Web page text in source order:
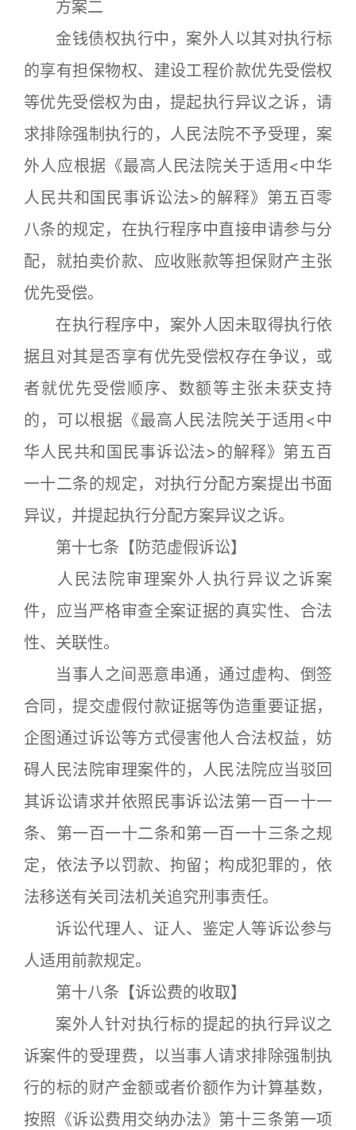
方案二
金钱债权执行中，案外人以其对执行标
的享有担保物权、建设工程价款优先受偿权
等优先受偿权为由，提起执行异议之诉，请
求排除强制执行的，人民法院不予受理，案
外人应根据《最高人民法院关于适用<中华
人民共和国民事诉讼法>的解释》第五百零
八条的规定，在执行程序中直接申请参与分
配，就拍卖价款、应收账款等担保财产主张
优先受偿。
在执行程序中，案外人因未取得执行依
据且对其是否享有优先受偿权存在争议，或
者就优先受偿顺序、数额等主张未获支持
的，可以根据《最高人民法院关于适用<中
华人民共和国民事诉讼法>的解释》第五百
一十二条的规定，对执行分配方案提出书面
异议，并提起执行分配方案异议之诉。
第十七条【防范虚假诉讼】
人民法院审理案外人执行异议之诉案
件，应当严格审查全案证据的真实性、合法
性、关联性。
当事人之间恶意串通，通过虚构、倒签
合同，提交虚假付款证据等伪造重要证据，
企图通过诉讼等方式侵害他人合法权益，妨
碍人民法院审理案件的，人民法院应当驳回
其诉讼请求并依照民事诉讼法第一百一十一
条、第一百一十二条和第一百一十三条之规
定，依法予以罚款、拘留；构成犯罪的，依
法移送有关司法机关追究刑事责任。
诉讼代理人、证人、鉴定人等诉讼参与
人适用前款规定。
第十八条【诉讼费的收取】
案外人针对执行标的提起的执行异议之
诉案件的受理费，以当事人请求排除强制执
行的标的财产金额或者价额作为计算基数，
按照《诉讼费用交纳办法》第十三条第一项